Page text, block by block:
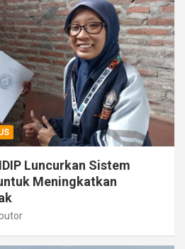
Luncurkan Sistem
Meningkatkan